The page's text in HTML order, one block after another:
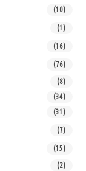
(10)
(1)
(16)
(76)
(8)
(34)
(31)
(7)
(15)
(2)